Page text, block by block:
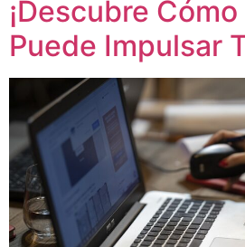
¡Descubre
Puede Impulsar